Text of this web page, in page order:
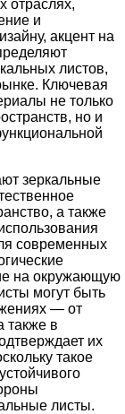
отраслях,
и
акцент на
листов,
Ключевая
не только
но и
зеркальные
а также
современных
на окружающую
могут быть
— от
также в
их
такое
листы.